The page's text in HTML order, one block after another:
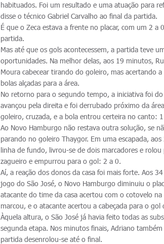
habituados. Foi um resultado e uma atuação para
disse o técnico Gabriel Carvalho ao final da partida.
É que o Zeca estava a frente no placar, com um 2
partida.
Mas até que os gols acontecessem, a partida teve
oportunidades. Na melhor delas, aos 19 minutos,
Moura cabecear tirando do goleiro, mas acertando
bolas alçadas para a área.
No retorno para o segundo tempo, a iniciativa foi
avançou pela direita e foi derrubado próximo da
goleiro, cruzada, e a bola entrou certeira no canto:
Ao Novo Hamburgo não restava outra solução, se
parando no goleiro Thaygor. Em uma escapada,
linha de fundo, livrou-se de dois marcadores e
zagueiro e empurrou para o gol: 2 a 0.
Aí, a reação dos donos da casa foi mais forte. Aos
jogo do São José, o Novo Hamburgo diminuiu o
atacante do time da casa acertou com o cotovelo
marcou, e o atacante acertou a cabeçada para o gol
Àquela altura, o São José já havia feito todas as
segunda etapa. Nos minutos finais, Adriano
partida desenrolou-se até o final.